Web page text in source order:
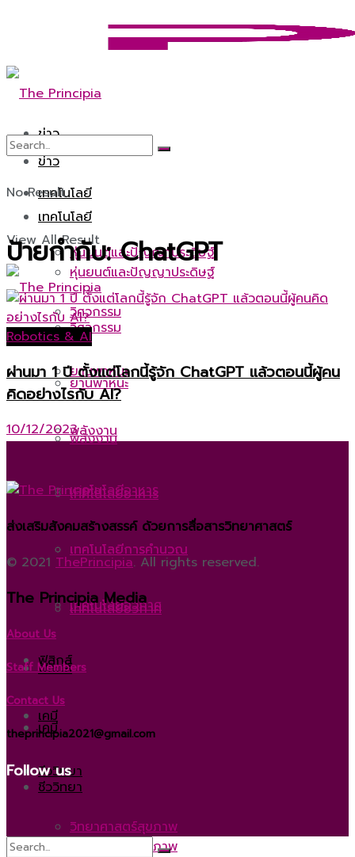
ข่าว
เทคโนโลยี
หุ่นยนต์และปัญญาประดิษฐ์
วิศวกรรม
ยานพาหนะ
พลังงาน
เทคโนโลยีอาหาร
เทคโนโลยีการคำนวณ
เทคโนโลยีอวกาศ
ฟิสิกส์
เคมี
ชีววิทยา
วิทยาศาสตร์สุขภาพ
ข่าว
เทคโนโลยี
หุ่นยนต์และปัญญาประดิษฐ์
วิศวกรรม
ยานพาหนะ
พลังงาน
เทคโนโลยีอาหาร
เทคโนโลยีการคำนวณ
เทคโนโลยีอวกาศ
ฟิสิกส์
เคมี
ชีววิทยา
วิทยาศาสตร์สุขภาพ
No Result
View All Result
ป้ายกำกับ:ChatGPT
Robotics & AI
ผ่านมา 1 ปี ตั้งแต่โลกนี้รู้จัก ChatGPT แล้วตอนนี้ผู้คน
คิดอย่างไรกับ AI?
10/12/2023
ส่งเสริมสังคมสร้างสรรค์ ด้วยการสื่อสารวิทยาศาสตร์
© 2021 ThePrincipia. All rights reserved.
The Principia Media
About Us
Staff Members
Contact Us
theprincipia2021@gmail.com
Follow us